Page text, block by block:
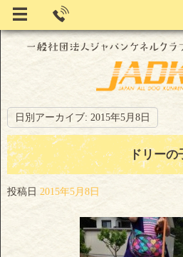
日別アーカイブ: 2015年5月8日
ドリーの
投稿日 2015年5月8日